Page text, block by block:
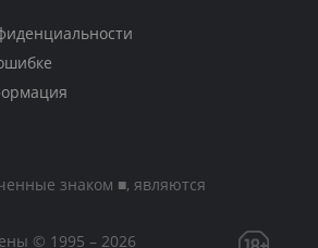
знаком ■, являются
© 1995 – 2026